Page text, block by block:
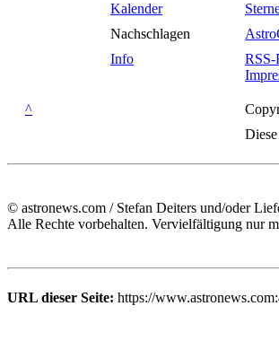
Kalender
Nachschlagen
Info
RSS-
^
© astronews.com / Stefan Deiters und/oder
Alle Rechte vorbehalten. Vervielfältigung nur
URL dieser Seite: https://